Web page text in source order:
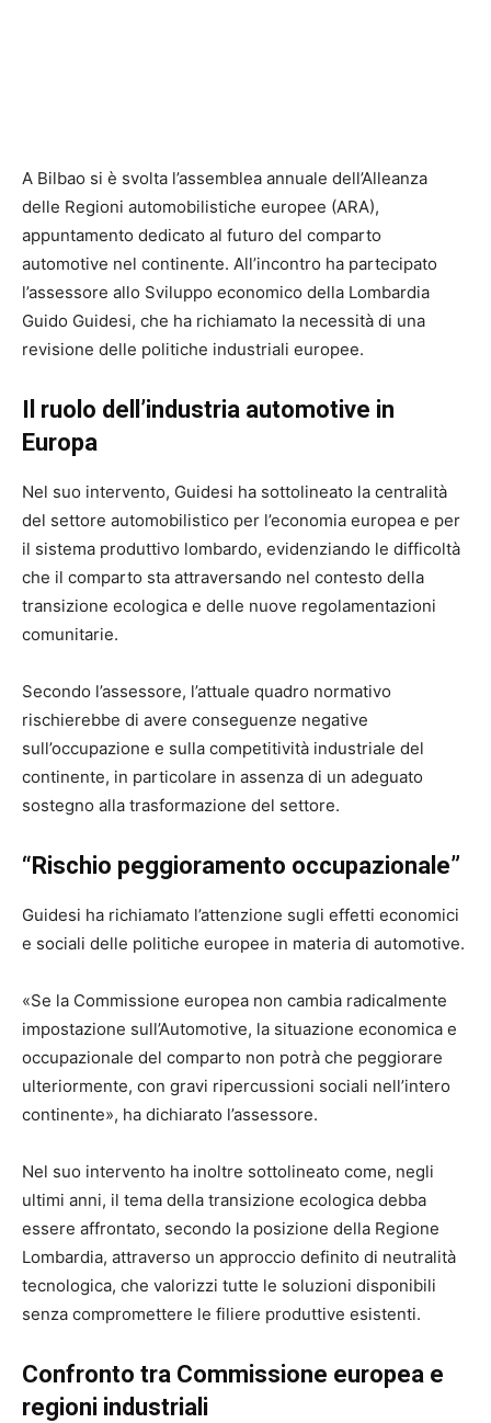
A Bilbao si è svolta l’assemblea annuale dell’Alleanza
delle Regioni automobilistiche europee (ARA),
appuntamento dedicato al futuro del comparto
automotive nel continente. All’incontro ha partecipato
l’assessore allo Sviluppo economico della Lombardia
Guido Guidesi, che ha richiamato la necessità di una
revisione delle politiche industriali europee.
Il ruolo dell’industria automotive in
Europa
Nel suo intervento, Guidesi ha sottolineato la centralità
del settore automobilistico per l’economia europea e per
il sistema produttivo lombardo, evidenziando le difficoltà
che il comparto sta attraversando nel contesto della
transizione ecologica e delle nuove regolamentazioni
comunitarie.
Secondo l’assessore, l’attuale quadro normativo
rischierebbe di avere conseguenze negative
sull’occupazione e sulla competitività industriale del
continente, in particolare in assenza di un adeguato
sostegno alla trasformazione del settore.
“Rischio peggioramento occupazionale”
Guidesi ha richiamato l’attenzione sugli effetti economici
e sociali delle politiche europee in materia di automotive.
«Se la Commissione europea non cambia radicalmente
impostazione sull’Automotive, la situazione economica e
occupazionale del comparto non potrà che peggiorare
ulteriormente, con gravi ripercussioni sociali nell’intero
continente», ha dichiarato l’assessore.
Nel suo intervento ha inoltre sottolineato come, negli
ultimi anni, il tema della transizione ecologica debba
essere affrontato, secondo la posizione della Regione
Lombardia, attraverso un approccio definito di neutralità
tecnologica, che valorizzi tutte le soluzioni disponibili
senza compromettere le filiere produttive esistenti.
Confronto tra Commissione europea e
regioni industriali